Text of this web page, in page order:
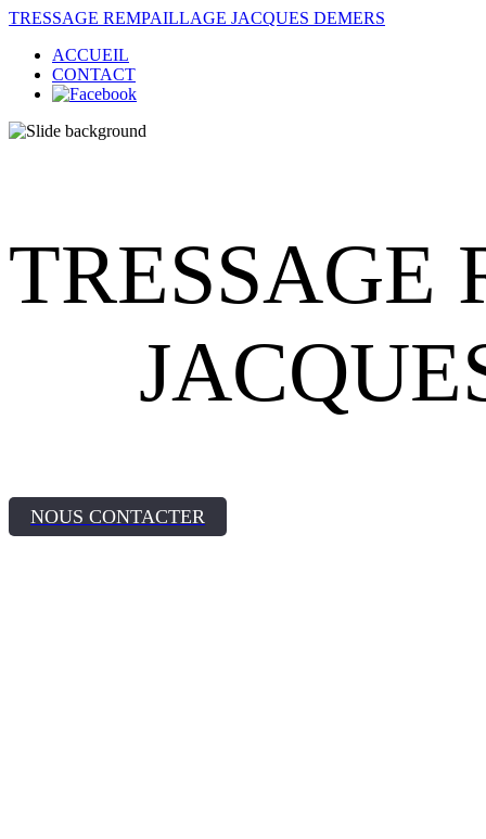
TRESSAGE REMPAILLAGE JACQUES DEMERS
ACCUEIL
CONTACT
TRESSAGE
NOUS CONTACTER